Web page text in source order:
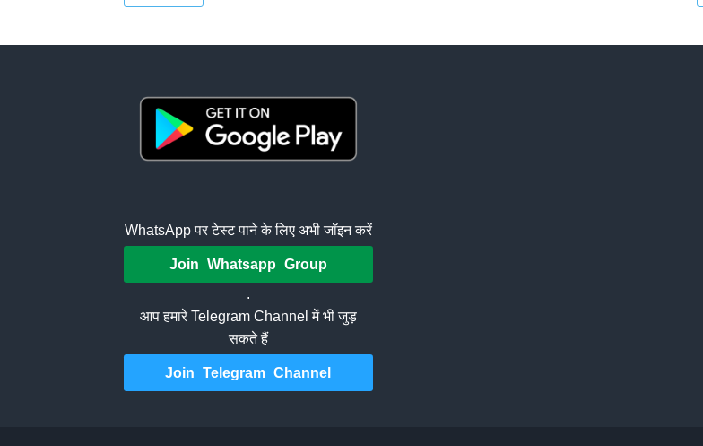
WhatsApp पर टेस्ट पाने के लिए अभी जॉइन करें
Join Whatsapp Group
.
आप हमारे Telegram Channel में भी जुड़
सकते हैं
Join Telegram Channel